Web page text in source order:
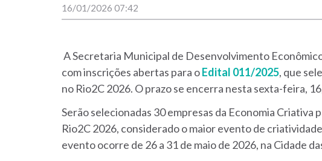
16/01/2026 07:42
A Secretaria Municipal de Desenvolvimento
com inscrições abertas para oEdital 011/2025, que
no Rio2C 2026. O prazo se encerra nesta sexta-feira,
Serão selecionadas 30 empresas da Economia
Rio2C 2026, considerado o maior evento de
evento ocorre de 26 a 31 de maio de 2026, na Cidade